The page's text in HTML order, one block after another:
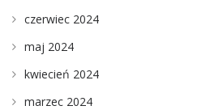
czerwiec 2024
maj 2024
kwiecień 2024
marzec 2024